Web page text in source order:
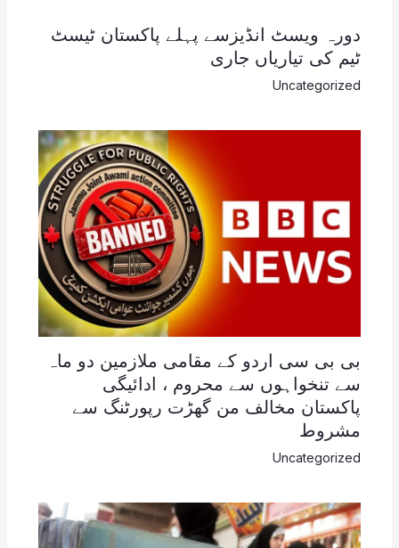
دورہ ویسٹ انڈیزسے پہلے پاکستان ٹیسٹ
ٹیم کی تیاریاں جاری
Uncategorized
بی بی سی اردو کے مقامی ملازمین دو ماہ
سے تنخواہوں سے محروم ، ادائیگی
پاکستان مخالف من گھڑت رپورٹنگ سے
مشروط
Uncategorized